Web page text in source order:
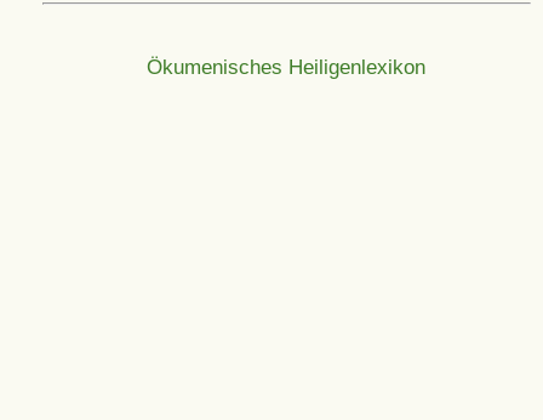
Ökumenisches Heiligenlexikon